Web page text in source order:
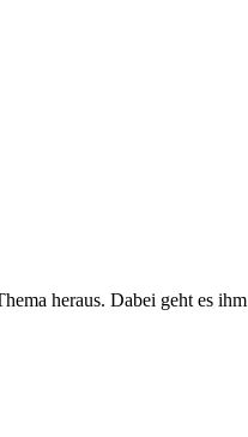
heraus. Dabei geht es ihm